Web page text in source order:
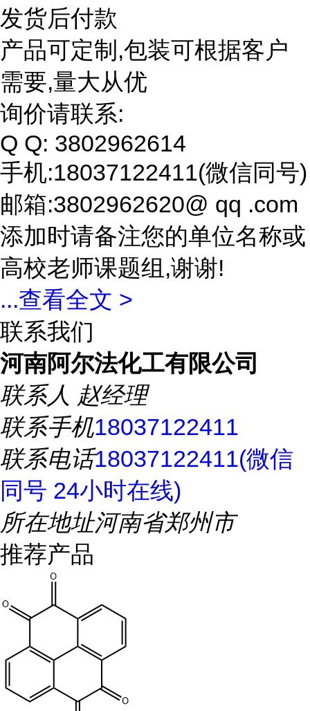
发货后付款
产品可定制,包装可根据客户
需要,量大从优
询价请联系:
Q Q: 3802962614
手机:18037122411(微信同号)
邮箱:3802962620@ qq .com
添加时请备注您的单位名称或
高校老师课题组,谢谢!
...查看全文 >
联系我们
河南阿尔法化工有限公司
联系人 赵经理
联系手机18037122411
联系电话18037122411(微信
同号 24小时在线)
所在地址河南省郑州市
推荐产品